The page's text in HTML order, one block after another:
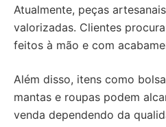
Atualmente, peças
valorizadas. Clientes
feitos à mão e com
Além disso, itens como
mantas e roupas podem
venda dependendo da